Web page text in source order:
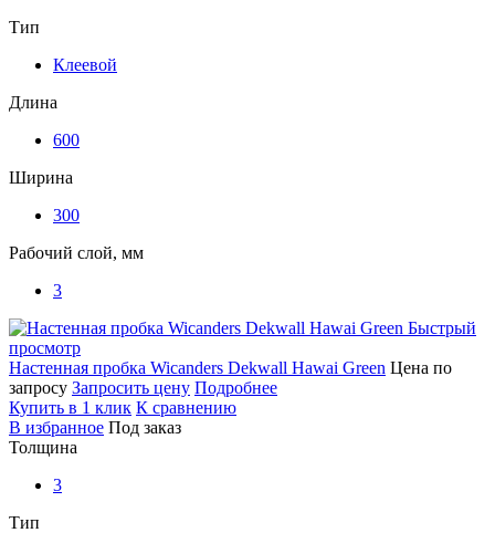
Тип
Клеевой
Длина
600
Ширина
300
Рабочий слой, мм
3
Быстрый
просмотр
Настенная пробка Wicanders Dekwall Hawai Green Цена по
запросу Запросить цену Подробнее
Купить в 1 клик К сравнению
В избранное Под заказ
Толщина
3
Тип